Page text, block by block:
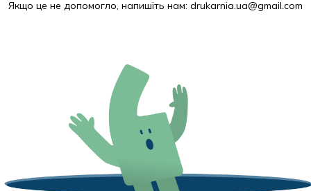
Якщо це не допомогло, напишіть нам: drukarnia.ua@gmail.com